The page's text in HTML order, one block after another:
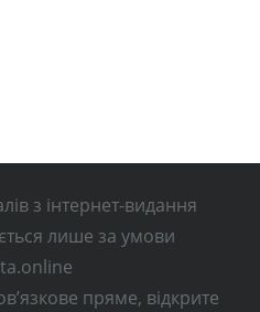
з інтернет-видання
лише за умови
пряме, відкрите